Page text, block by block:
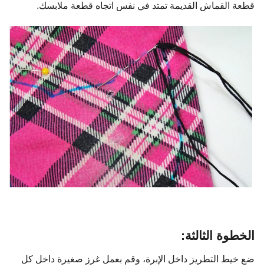
قطعة القماش القديمة تمتد في نفس اتجاه قطعة ملابسك.
الخطوة الثالثة:
ضع خيط التطريز داخل الإبرة، وقم بعمل غرز صغيرة داخل كل